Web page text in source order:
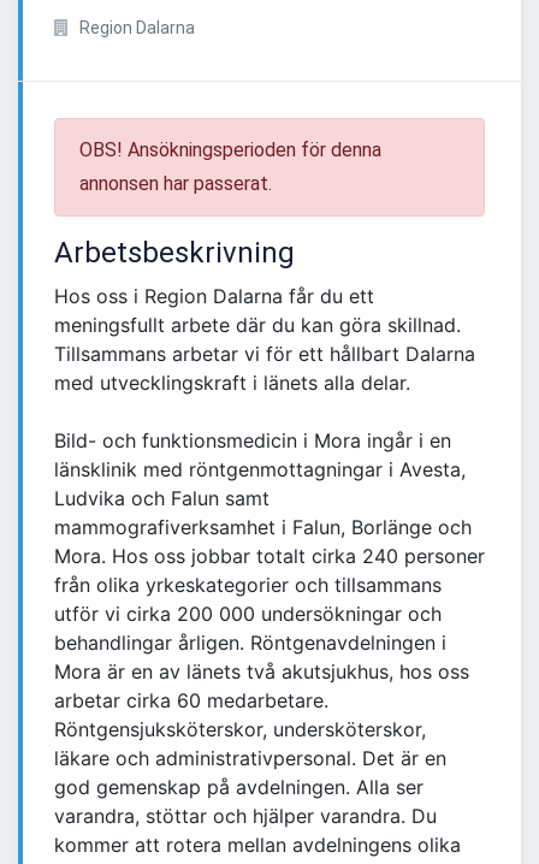
Region Dalarna
OBS! Ansökningsperioden för denna
annonsen har passerat.
Arbetsbeskrivning
Hos oss i Region Dalarna får du ett
meningsfullt arbete där du kan göra skillnad.
Tillsammans arbetar vi för ett hållbart Dalarna
med utvecklingskraft i länets alla delar.
Bild- och funktionsmedicin i Mora ingår i en
länsklinik med röntgenmottagningar i Avesta,
Ludvika och Falun samt
mammografiverksamhet i Falun, Borlänge och
Mora. Hos oss jobbar totalt cirka 240 personer
från olika yrkeskategorier och tillsammans
utför vi cirka 200 000 undersökningar och
behandlingar årligen. Röntgenavdelningen i
Mora är en av länets två akutsjukhus, hos oss
arbetar cirka 60 medarbetare.
Röntgensjuksköterskor, undersköterskor,
läkare och administrativpersonal. Det är en
god gemenskap på avdelningen. Alla ser
varandra, stöttar och hjälper varandra. Du
kommer att rotera mellan avdelningens olika